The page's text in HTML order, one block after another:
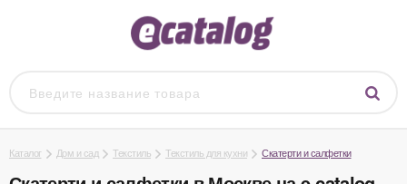
Каталог Дом и сад Текстиль Текстиль для кухни Скатерти и салфетки